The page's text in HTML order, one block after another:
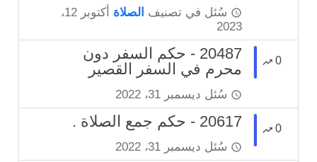
سُئل في تصنيف الصلاة
أكتوبر 12،
2023
0
20487 - حكم السفر دون
محرم في السفر القصير
سُئل ديسمبر 31، 2022
0 20617 - حكم جمع الصلاة .
سُئل ديسمبر 31، 2022